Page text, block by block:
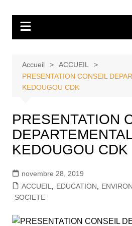
contenu
Tvdescollines
Accueil
ACCUEIL
PRESENTATION CONSEIL
KEDOUGOU CDK
PRESENTATION
KEDOUGOU CDK
novembre 28, 2019
ACCUEIL
EDUCATION
SOCIETE